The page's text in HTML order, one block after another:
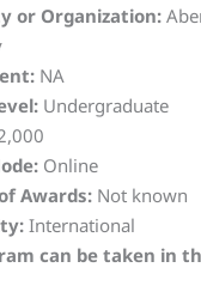
or Organization:
NA
Undergraduate
Online
Awards: Not known
International
can be taken in